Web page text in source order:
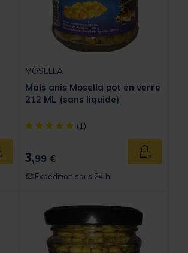
Rating
au panier
MOSELLA
Mais anis Mosella pot en verre
212 ML (sans liquide)
[object Object] out of 5 Customer Rating
(1)
3,99 € Ajouter
Expédition sous 24 h